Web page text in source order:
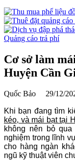
Quảng cáo trả phí
Cơ sở làm
Huyện Cần
Quốc Bảo 29/12/
Khi bạn đang tìm
kéo, và mái bạt tại
không nên bỏ
nghiệm trong lĩnh
cho hàng ngàn
ngũ kỹ thuật viên